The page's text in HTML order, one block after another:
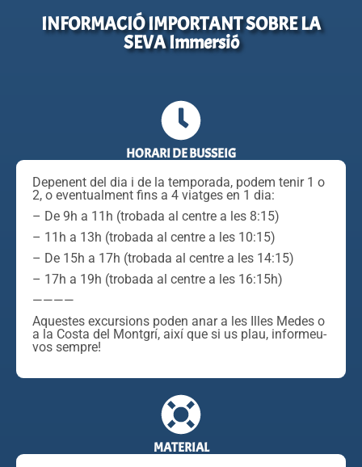
INFORMACIÓ IMPORTANT SOBRE LA
SEVA Immersió
HORARI DE BUSSEIG
Depenent del dia i de la temporada, podem tenir 1 o
2, o eventualment fins a 4 viatges en 1 dia:
– De 9h a 11h (trobada al centre a les 8:15)
– 11h a 13h (trobada al centre a les 10:15)
– De 15h a 17h (trobada al centre a les 14:15)
– 17h a 19h (trobada al centre a les 16:15h)
————
Aquestes excursions poden anar a les Illes Medes o
a la Costa del Montgrí, així que si us plau, informeu-
vos sempre!
MATERIAL